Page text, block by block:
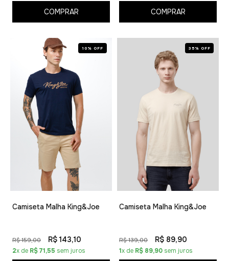
COMPRAR COMPRAR
10% OFF
Camiseta Malha King&Joe
R$ 159,00 R$ 143,10
2x de R$ 71,55 sem juros
35% OFF
Camiseta Malha King&Joe
R$ 139,00 R$ 89,90
1x de R$ 89,90 sem juros